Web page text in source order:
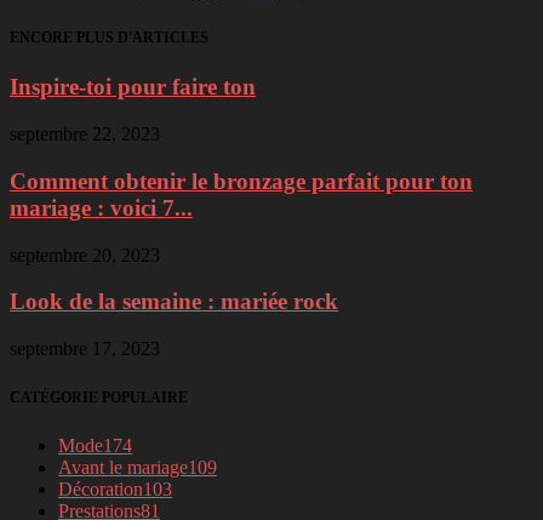
ENCORE PLUS D'ARTICLES
Inspire-toi pour faire ton
septembre 22, 2023
Comment obtenir le bronzage parfait pour ton
mariage : voici 7...
septembre 20, 2023
Look de la semaine : mariée rock
septembre 17, 2023
CATÉGORIE POPULAIRE
Mode174
Avant le mariage109
Décoration103
Prestations81